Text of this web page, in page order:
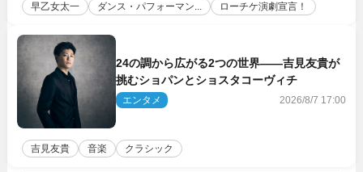
早乙女太一 ダンス・パフォーマン... ローチケ演劇宣言！
24の調から広がる2つの世界――吉見友貴が
挑むショパンとショスタコーヴィチ
エンタメ 2026/8/7 17:00
吉見友貴 音楽 クラシック